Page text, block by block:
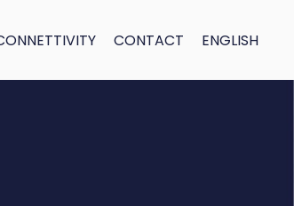
CONTACT ENGLISH